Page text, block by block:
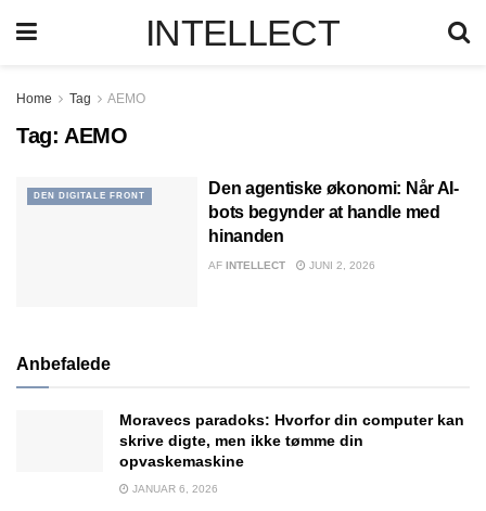
INTELLECT
Home Tag AEMO
Tag: AEMO
DEN DIGITALE FRONT
Den agentiske økonomi: Når AI-
bots begynder at handle med
hinanden
AF INTELLECT JUNI 2, 2026
Anbefalede
Moravecs paradoks: Hvorfor din computer kan
skrive digte, men ikke tømme din
opvaskemaskine
JANUAR 6, 2026